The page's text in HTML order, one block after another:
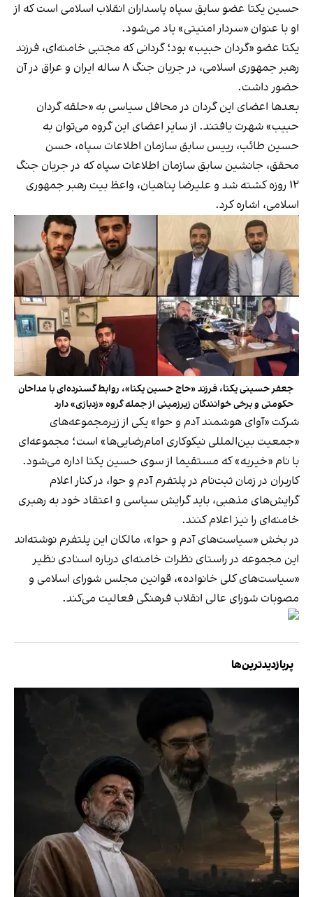
حسین یکتا عضو سابق سپاه پاسداران انقلاب اسلامی است که از
او با عنوان «سردار امنیتی» یاد می‌شود.
یکتا عضو «گردان حبیب» بود؛ گردانی که مجتبی خامنه‌ای، فرزند
رهبر جمهوری اسلامی، در جریان جنگ ۸ ساله ایران و عراق در آن
حضور داشت.
بعدها اعضای این گردان در محافل سیاسی به «حلقه گردان
حبیب» شهرت یافتند. از سایر اعضای این گروه می‌توان به
حسین طائب، رییس سابق سازمان اطلاعات سپاه، حسن
محقق، جانشین سابق سازمان اطلاعات سپاه که در جریان جنگ
۱۲ روزه کشته شد و علیرضا پناهیان، واعظ بیت رهبر جمهوری
اسلامی، اشاره کرد.
جعفر حسینی یکتا، فرزند «حاج حسین یکتا»، روابط گسترده‌ای با مداحان
حکومتی و برخی خوانندگان زیرزمینی از جمله گروه «زدبازی» دارد
شرکت «آوای هوشمند آدم و حوا» یکی از زیرمجموعه‌های
«جمعیت بین‌المللی نیکوکاری امام‌رضایی‌ها» است؛ مجموعه‌ای
با نام «خیریه» که مستقیما از سوی حسین یکتا اداره می‌شود.
کاربران در زمان ثبت‌نام در پلتفرم آدم و حوا، در کنار اعلام
گرایش‌های مذهبی، باید گرایش سیاسی و اعتقاد خود به رهبری
خامنه‌ای را نیز اعلام کنند.
در بخش «سیاست‌های آدم و حوا»، مالکان این پلتفرم نوشته‌اند
این مجموعه در راستای نظرات خامنه‌ای درباره اسنادی نظیر
«سیاست‌های کلی خانواده»، قوانین مجلس شورای اسلامی و
مصوبات شورای عالی انقلاب فرهنگی فعالیت می‌کند.
پربازدیدترین‌ها